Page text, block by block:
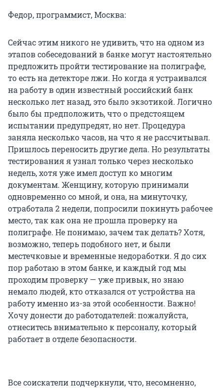
Федор, программист, Москва:
Сейчас этим никого не удивить, что на одном из
этапов собеседований в банке могут настоятельно
предложить пройти тестирование на полиграфе,
то есть на детекторе лжи. Но когда я устраивался
на работу в один известный российский банк
несколько лет назад, это было экзотикой. Логично
было бы предположить, что о предстоящем
испытании предупредят, но нет. Процедура
заняла несколько часов, на что я не рассчитывал.
Пришлось переносить другие дела. Но результаты
тестирования я узнал только через несколько
недель, хотя уже имел доступ ко многим
документам. Женщину, которую принимали
одновременно со мной, и она, на минуточку,
отработала 2 недели, попросили покинуть рабочее
место, так как она не прошла проверку на
полиграфе. Не понимаю, зачем так делать? Хотя,
возможно, теперь подобного нет, и были
местечковые и временные недоработки. Я до сих
пор работаю в этом банке, и каждый год мы
проходим проверку — уже привык, но знаю
немало людей, кто отказался от устройства на
работу именно из-за этой особенности. Важно!
Хочу донести до работодателей: пожалуйста,
отнеситесь внимательно к персоналу, который
работает в отделе безопасности.
Все соискатели подчеркнули, что, несомненно,